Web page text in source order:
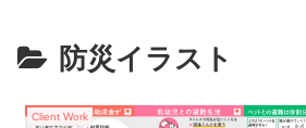
防災イラスト
Client Work